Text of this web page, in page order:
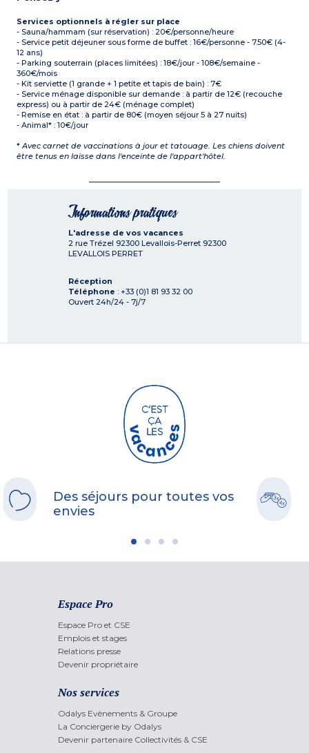
Services optionnels à régler sur place
- Sauna/hammam (sur réservation) : 20€/personne/heure
- Service petit déjeuner sous forme de buffet : 16€/personne - 7.50€ (4-
12 ans)
- Parking souterrain (places limitées) : 18€/jour - 108€/semaine -
360€/mois
- Kit serviette (1 grande + 1 petite et tapis de bain) : 7€
- Service ménage disponible sur demande : à partir de 12€ (recouche
express) ou à partir de 24€ (ménage complet)
- Remise en état : à partir de 80€ (moyen séjour 5 à 27 nuits)
- Animal* : 10€/jour
*Avec carnet de vaccinations à jour et tatouage. Les chiens doivent
être tenus en laisse dans l'enceinte de l'appart'hôtel.
Informations pratiques
L'adresse de vos vacances
2 rue Trézel 92300 Levallois-Perret 92300
LEVALLOIS PERRET
Réception
Téléphone : +33 (0)1 81 93 32 00
Ouvert 24h/24 - 7j/7
Des séjours pour toutes vos
envies
Espace Pro
Espace Pro et CSE
Emplois et stages
Relations presse
Devenir propriétaire
Nos services
Odalys Evènements & Groupe
La Conciergerie by Odalys
Devenir partenaire Collectivités & CSE